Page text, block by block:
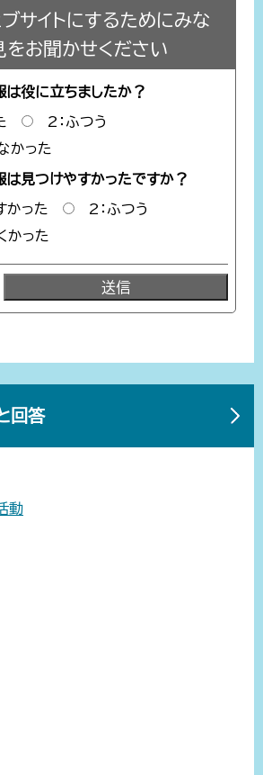
サイトにするためにみな
をお聞かせください
は役に立ちましたか？
2：ふつう
かった
は見つけやすかったですか？
かった
2：ふつう
かった
回答
動